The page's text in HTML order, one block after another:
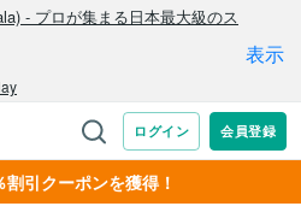
引クーポンを獲得！